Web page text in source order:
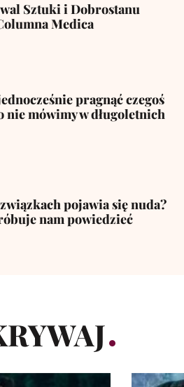
Sztuki i Dobrostanu
Medica
pragnąć czegoś
nie mówimy w długoletnich
pojawia się nuda?
nam powiedzieć